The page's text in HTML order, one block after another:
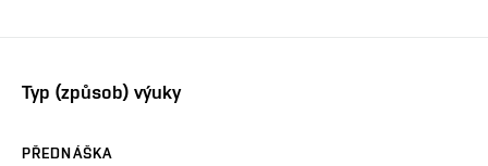
Typ (způsob) výuky
PŘEDNÁŠKA